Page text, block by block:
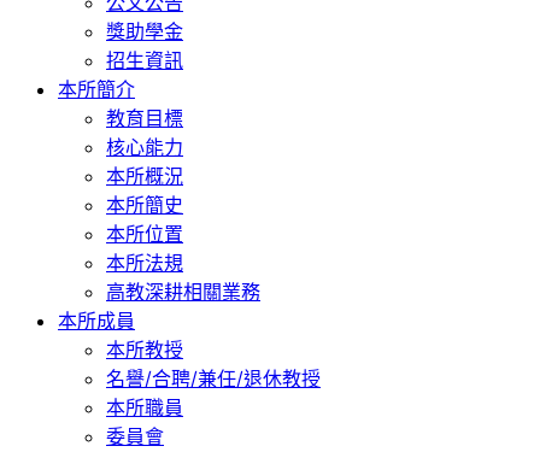
獎助學金
招生資訊
本所簡介
教育目標
核心能力
本所概況
本所簡史
本所位置
本所法規
高教深耕相關業務
本所成員
本所教授
名譽/合聘/兼任/退休教授
本所職員
委員會